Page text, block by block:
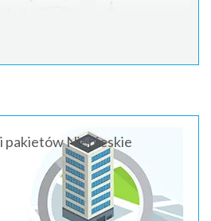
pakietów Niebieskie